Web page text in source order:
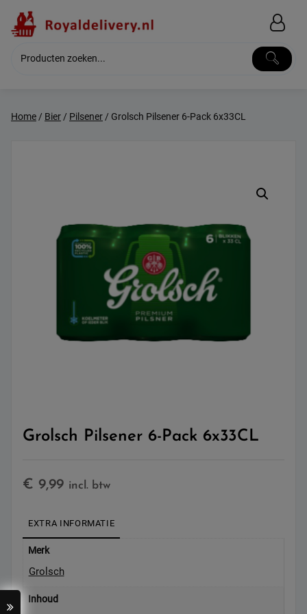
content
Home/ Bier/ Pilsener/ Grolsch Pilsener 6-Pack 6x33CL
Grolsch Pilsener 6-Pack 6x33CL
€ 9,99 incl. btw
EXTRA INFORMATIE
Merk
Grolsch
Inhoud